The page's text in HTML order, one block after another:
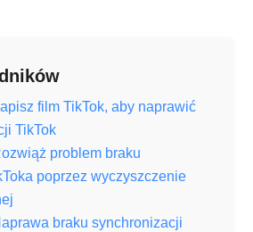
film TikTok, aby naprawić
TikTok
problem braku
poprzez wyczyszczenie
braku synchronizacji